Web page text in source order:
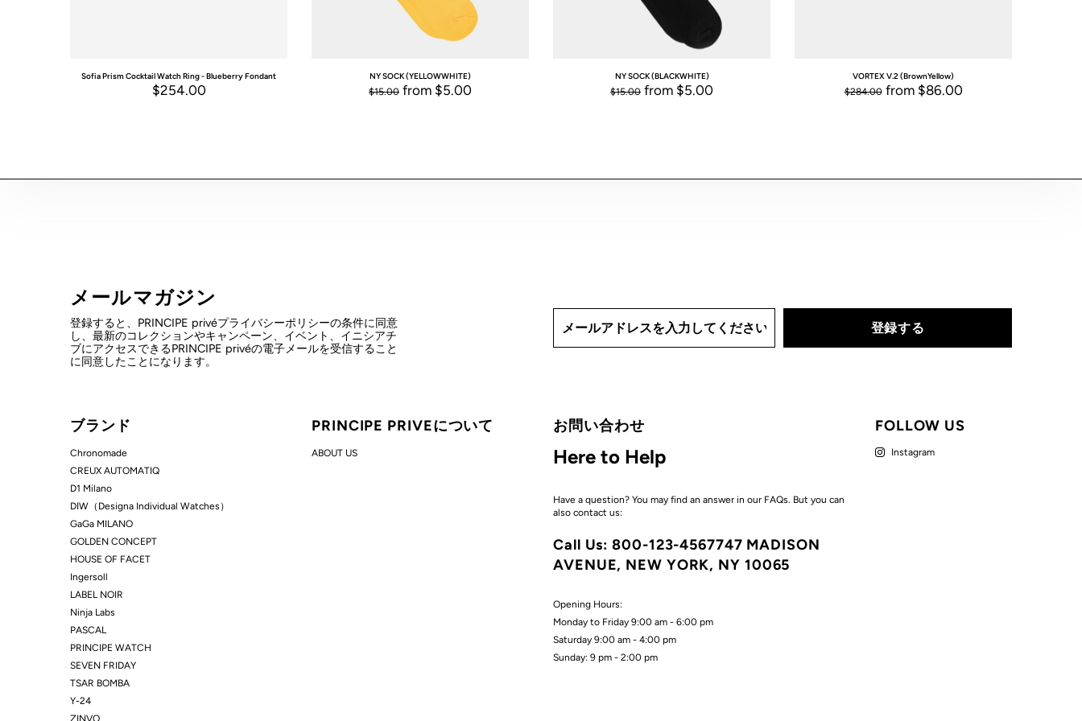
Sofia Prism Cocktail Watch Ring - Blueberry Fondant
$254.00
NY SOCK (YELLOWWHITE)
$15.00 from $5.00
NY SOCK (BLACKWHITE)
$15.00 from $5.00
VORTEX V.2 (BrownYellow)
$284.00from $86.00
メールマガジン
登録すると、PRINCIPE privéプライバシーポリシーの条件に同意
し、最新のコレクションやキャンペーン、イベント、イニシアチ
ブにアクセスできるPRINCIPE privéの電子メールを受信すること
に同意したことになります。
ブランド
Chronomade
CREUX AUTOMATIQ
D1 Milano
DIW（Designa Individual Watches）
GaGa MILANO
GOLDEN CONCEPT
HOUSE OF FACET
Ingersoll
LABEL NOIR
Ninja Labs
PASCAL
PRINCIPE WATCH
SEVEN FRIDAY
TSAR BOMBA
Y-24
ZINVO
PRINCIPE PRIVEについて
ABOUT US
お問い合わせ
Here to Help
Have a question? You may find an answer in our FAQs. But you can
also contact us:
Call Us: 800-123-4567747 MADISON
AVENUE, NEW YORK, NY 10065
Opening Hours:
Monday to Friday 9:00 am - 6:00 pm
Saturday 9:00 am - 4:00 pm
Sunday: 9 pm - 2:00 pm
FOLLOW US
Instagram